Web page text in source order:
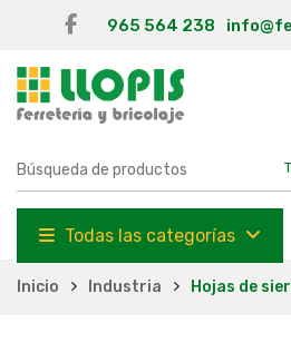
965 564 238
Todas las categorías
Inicio Industria Hojas de